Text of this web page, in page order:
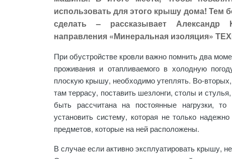
использовать для этого крышу дома! Тем
сделать – рассказывает Александр
направления «Минеральная изоляция»
При обустройстве кровли важно помнить два
проживания и отапливаемого в холодную
плоскую крышу, необходимо утеплять. Во-
там террасу, поставить шезлонги, столы и
быть рассчитана на постоянные нагрузки,
установить систему, которая не только
предметов, которые на ней расположены.
В случае если активно эксплуатировать крышу,